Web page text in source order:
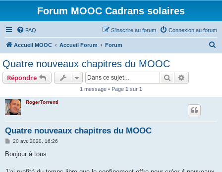
Forum MOOC Cadrans solaires
FAQ Connexion au forum
S’inscrire au forum
Accueil MOOC Accueil Forum Forum
Quatre nouveaux chapitres du MOOC
Répondre Rechercher
1 message • Page 1 sur 1
RogerTorrenti
Quatre nouveaux chapitres du MOOC
M
s
g
20 avr. 2020, 16:26
Bonjour à tous